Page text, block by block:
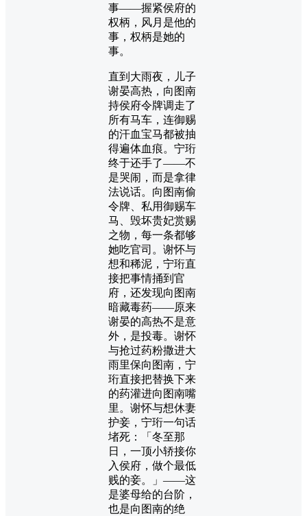
事——握紧侯府的
权柄，风月是他的
事，权柄是她的
事。
直到大雨夜，儿子
谢晏高热，向图南
持侯府令牌调走了
所有马车，连御赐
的汗血宝马都被抽
得遍体血痕。宁珩
终于还手了——不
是哭闹，而是拿律
法说话。向图南偷
令牌、私用御赐车
马、毁坏贵妃赏赐
之物，每一条都够
她吃官司。谢怀与
想和稀泥，宁珩直
接把事情捅到官
府，还发现向图南
暗藏毒药——原来
谢晏的高热不是意
外，是投毒。谢怀
与抢过药粉撒进大
雨里保向图南，宁
珩直接把替换下来
的药灌进向图南嘴
里。谢怀与想休妻
护妾，宁珩一句话
堵死：「冬至那
日，一顶小轿接你
入侯府，做个最低
贱的妾。」——这
是婆母给的台阶，
也是向图南的绝